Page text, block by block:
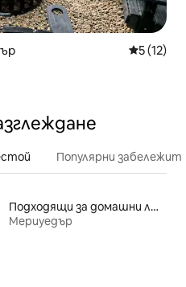
Средна
5 (12)
Популярни
Подходящи за домашни любимци места под наем
Мериуедър